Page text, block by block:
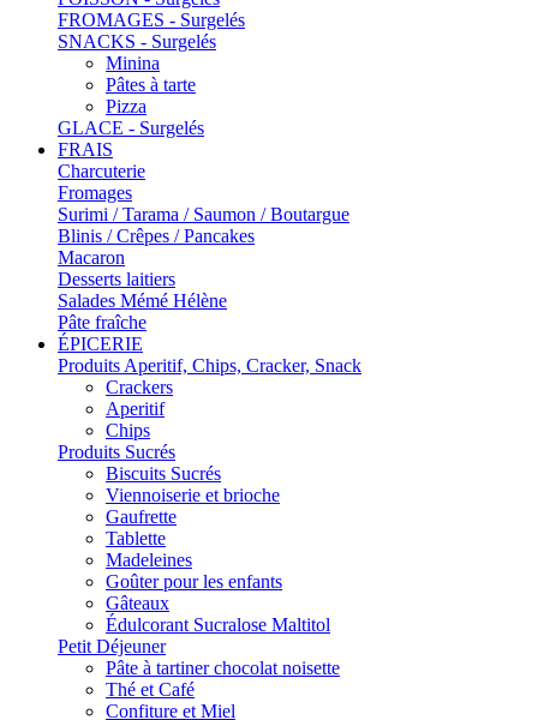
FROMAGES - Surgelés
SNACKS - Surgelés
Minina
Pâtes à tarte
Pizza
GLACE - Surgelés
FRAIS
Charcuterie
Fromages
Surimi / Tarama / Saumon / Boutargue
Blinis / Crêpes / Pancakes
Macaron
Desserts laitiers
Salades Mémé Hélène
Pâte fraîche
ÉPICERIE
Produits Aperitif, Chips, Cracker, Snack
Crackers
Aperitif
Chips
Produits Sucrés
Biscuits Sucrés
Viennoiserie et brioche
Gaufrette
Tablette
Madeleines
Goûter pour les enfants
Gâteaux
Édulcorant Sucralose Maltitol
Petit Déjeuner
Pâte à tartiner chocolat noisette
Thé et Café
Confiture et Miel